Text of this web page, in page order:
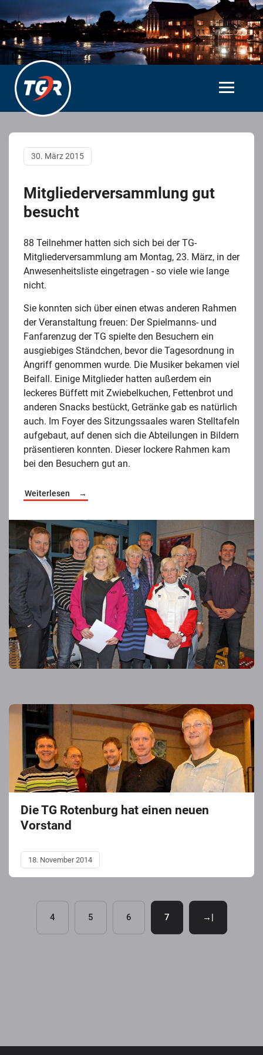
Mitgliederversammlung gut
besucht
30. März 2015
88 Teilnehmer hatten sich sich bei der TG-
Mitgliederversammlung am Montag, 23. März, in der
Anwesenheitsliste eingetragen - so viele wie lange
nicht.
Sie konnten sich über einen etwas anderen Rahmen
der Veranstaltung freuen: Der Spielmanns- und
Fanfarenzug der TG spielte den Besuchern ein
ausgiebiges Ständchen, bevor die Tagesordnung in
Angriff genommen wurde. Die Musiker bekamen viel
Beifall. Einige Mitglieder hatten außerdem ein
leckeres Büffett mit Zwiebelkuchen, Fettenbrot und
anderen Snacks bestückt, Getränke gab es natürlich
auch. Im Foyer des Sitzungssaales waren Stelltafeln
aufgebaut, auf denen sich die Abteilungen in Bildern
präsentieren konnten. Dieser lockere Rahmen kam
bei den Besuchern gut an.
Weiterlesen
Die TG Rotenburg hat einen neuen
Vorstand
18. November 2014
4 5 6 7 →|